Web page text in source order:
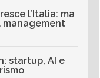
l’Italia: ma
startup, AI e